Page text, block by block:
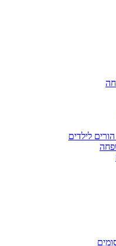
לילדים